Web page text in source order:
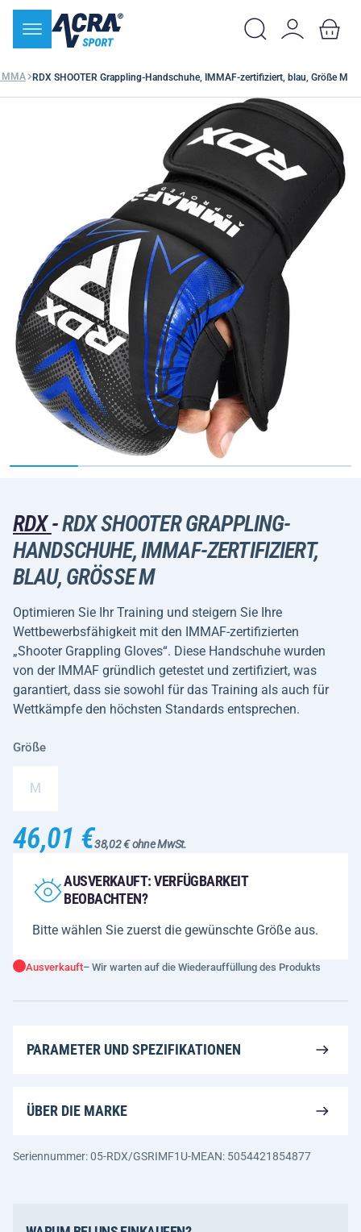
MMA RDX SHOOTER Grappling-Handschuhe, IMMAF-zertifiziert, blau, Größe M
RDX-RDX SHOOTER GRAPPLING-
HANDSCHUHE, IMMAF-ZERTIFIZIERT,
BLAU, GRÖSSE M
Optimieren Sie Ihr Training und steigern Sie Ihre
Wettbewerbsfähigkeit mit den IMMAF-zertifizierten
„Shooter Grappling Gloves“. Diese Handschuhe wurden
von der IMMAF gründlich getestet und zertifiziert, was
garantiert, dass sie sowohl für das Training als auch für
Wettkämpfe den höchsten Standards entsprechen.
Größe
M
46,01 €38,02 € ohne MwSt.
AUSVERKAUFT: VERFÜGBARKEIT
BEOBACHTEN?
Bitte wählen Sie zuerst die gewünschte Größe aus.
Ausverkauft– Wir warten auf die Wiederauffüllung des Produkts
PARAMETER UND SPEZIFIKATIONEN
ÜBER DIE MARKE
Seriennummer: 05-RDX/GSRIMF1U-MEAN: 5054421854877